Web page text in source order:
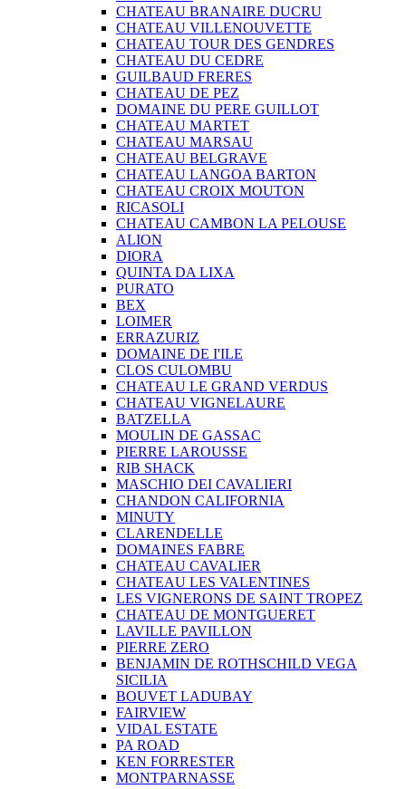
CHATEAU BRANAIRE DUCRU
CHATEAU VILLENOUVETTE
CHATEAU TOUR DES GENDRES
CHATEAU DU CEDRE
GUILBAUD FRERES
CHATEAU DE PEZ
DOMAINE DU PERE GUILLOT
CHATEAU MARTET
CHATEAU MARSAU
CHATEAU BELGRAVE
CHATEAU LANGOA BARTON
CHATEAU CROIX MOUTON
RICASOLI
CHATEAU CAMBON LA PELOUSE
ALION
DIORA
QUINTA DA LIXA
PURATO
BEX
LOIMER
ERRAZURIZ
DOMAINE DE I'ILE
CLOS CULOMBU
CHATEAU LE GRAND VERDUS
CHATEAU VIGNELAURE
BATZELLA
MOULIN DE GASSAC
PIERRE LAROUSSE
RIB SHACK
MASCHIO DEI CAVALIERI
CHANDON CALIFORNIA
MINUTY
CLARENDELLE
DOMAINES FABRE
CHATEAU CAVALIER
CHATEAU LES VALENTINES
LES VIGNERONS DE SAINT TROPEZ
CHATEAU DE MONTGUERET
LAVILLE PAVILLON
PIERRE ZERO
BENJAMIN DE ROTHSCHILD VEGA
SICILIA
BOUVET LADUBAY
FAIRVIEW
VIDAL ESTATE
PA ROAD
KEN FORRESTER
MONTPARNASSE